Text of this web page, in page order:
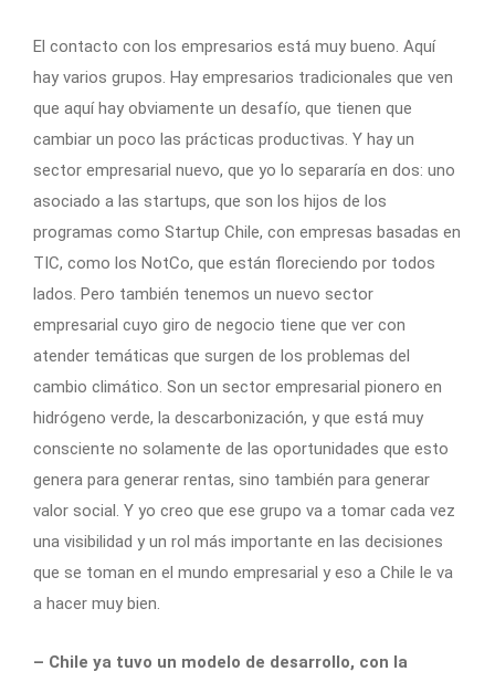
El contacto con los empresarios está muy bueno. Aquí
hay varios grupos. Hay empresarios tradicionales que ven
que aquí hay obviamente un desafío, que tienen que
cambiar un poco las prácticas productivas. Y hay un
sector empresarial nuevo, que yo lo separaría en dos: uno
asociado a las startups, que son los hijos de los
programas como Startup Chile, con empresas basadas en
TIC, como los NotCo, que están floreciendo por todos
lados. Pero también tenemos un nuevo sector
empresarial cuyo giro de negocio tiene que ver con
atender temáticas que surgen de los problemas del
cambio climático. Son un sector empresarial pionero en
hidrógeno verde, la descarbonización, y que está muy
consciente no solamente de las oportunidades que esto
genera para generar rentas, sino también para generar
valor social. Y yo creo que ese grupo va a tomar cada vez
una visibilidad y un rol más importante en las decisiones
que se toman en el mundo empresarial y eso a Chile le va
a hacer muy bien.
– Chile ya tuvo un modelo de desarrollo, con la